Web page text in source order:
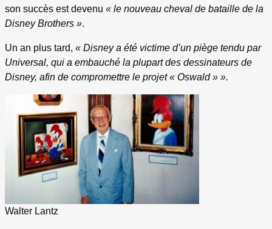
son succès est devenu « le nouveau cheval de bataille de la
Disney Brothers ».
Un an plus tard, « Disney a été victime d’un piège tendu par
Universal, qui a embauché la plupart des dessinateurs de
Disney, afin de compromettre le projet « Oswald » ».
Walter Lantz